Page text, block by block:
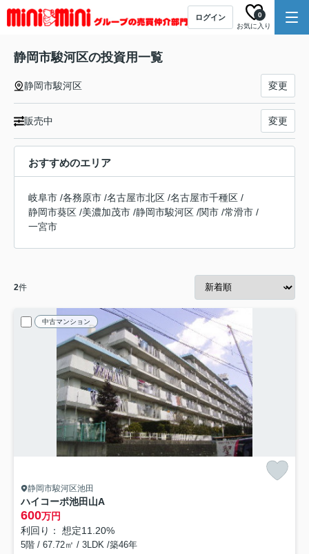
ログイン
お気に入り
0
静岡市駿河区の投資用一覧
静岡市駿河区 変更
販売中 変更
おすすめのエリア
岐阜市 /各務原市 /名古屋市北区 /名古屋市千種区 /
静岡市葵区 /美濃加茂市 /静岡市駿河区 /関市 /常滑市 /
一宮市
2件
中古マンション
静岡市駿河区池田
ハイコーポ池田山A
600万円
利回り： 想定11.20%
5階 / 67.72㎡ / 3LDK /築46年